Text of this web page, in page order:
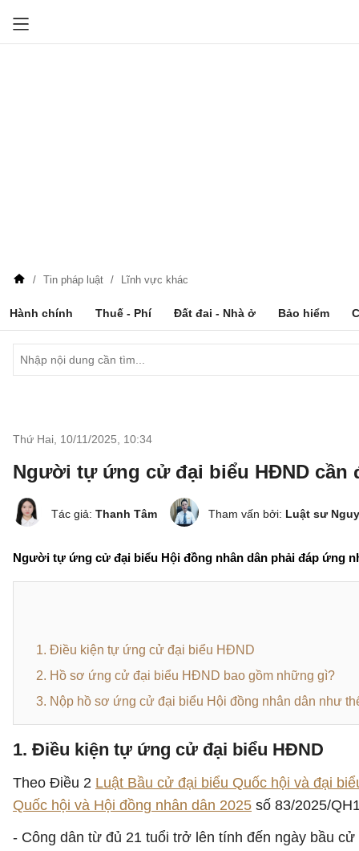
Tin pháp luật Lĩnh vực khác
Hành chính Thuế - Phí Đất đai - Nhà ở Bảo hiểm
Thứ Hai, 10/11/2025 10:34
Người tự ứng cử đại biểu HĐND cần
Tác giả: Thanh Tâm Tham vấn bởi: Luật sư
Người tự ứng cử đại biểu Hội đồng nhân dân phải đáp ứng
1. Điều kiện tự ứng cử đại biểu HĐND
2. Hồ sơ ứng cử đại biểu HĐND bao gồm những gì?
3. Nộp hồ sơ ứng cử đại biểu Hội đồng nhân dân như
1. Điều kiện tự ứng cử đại biểu HĐND
Theo Điều 2 Luật Bầu cử đại biểu Quốc hội và đại
Quốc hội và Hội đồng nhân dân 2025 số 83/2025/
- Công dân từ đủ 21 tuổi trở lên tính đến ngày bầu